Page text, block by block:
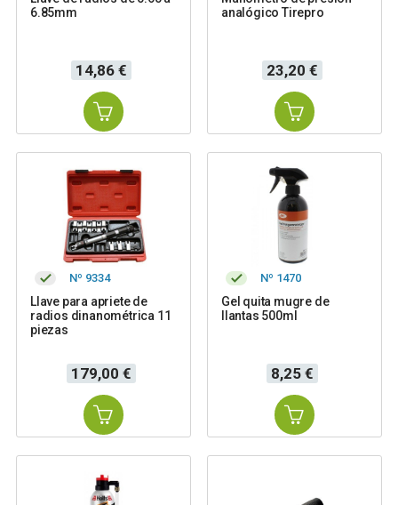
6.85mm
Precio
14,86 €
analógico Tirepro
Precio
23,20 €
Nº 9334
Llave para apriete de
radios dinanométrica 11
piezas
Precio
179,00 €
Nº 1470
Gel quita mugre de
llantas 500ml
Precio
8,25 €